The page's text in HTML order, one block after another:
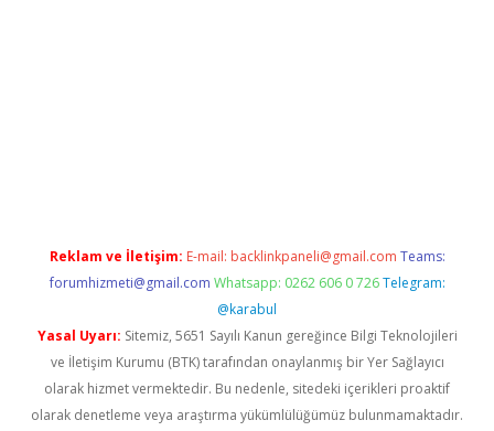
Reklam ve İletişim: E-mail: backlinkpaneli@gmail.com Teams:
forumhizmeti@gmail.com Whatsapp: 0262 606 0 726 Telegram:
@karabul
Yasal Uyarı: Sitemiz, 5651 Sayılı Kanun gereğince Bilgi Teknolojileri
ve İletişim Kurumu (BTK) tarafından onaylanmış bir Yer Sağlayıcı
olarak hizmet vermektedir. Bu nedenle, sitedeki içerikleri proaktif
olarak denetleme veya araştırma yükümlülüğümüz bulunmamaktadır.